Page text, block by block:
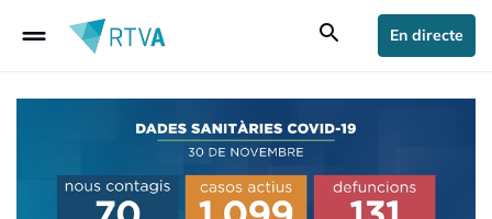
drag_handle search En directe